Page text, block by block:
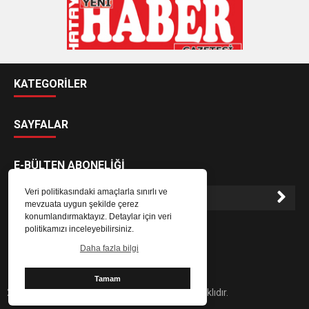
Veri politikasındaki amaçlarla sınırlı ve
mevzuata uygun şekilde çerez
konumlandırmaktayız. Detaylar için veri
politikamızı inceleyebilirsiniz.
Daha fazla bilgi
Tamam
KATEGORİLER
SAYFALAR
E-BÜLTEN ABONELİĞİ
E-Bülten aboneliği ile haberlere daha hızlı erişin.
2024 Hatay Yeni Haber Gazetesi - Her hakkı saklıdır.